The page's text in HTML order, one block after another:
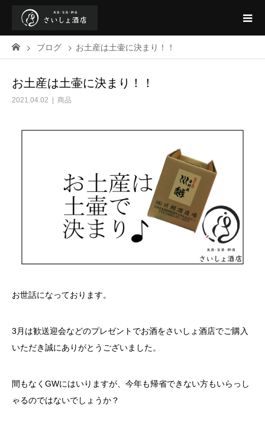
ブログ お土産は土壷に決まり！！
お土産は土壷に決まり！！
2021.04.02 商品
お世話になっております。
3月は歓送迎会などのプレゼントでお酒をさいしょ酒店でご購入
いただき誠にありがとうございました。
間もなくGWにはいりますが、今年も帰省できない方もいらっし
ゃるのではないでしょうか？